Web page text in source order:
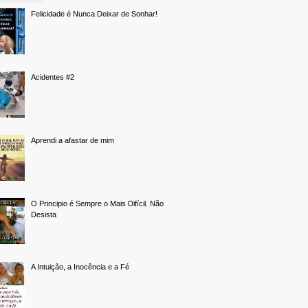
Felicidade é Nunca Deixar de Sonhar!
Acidentes #2
Aprendi a afastar de mim
O Principio é Sempre o Mais Difícil. Não
Desista
A Intuição, a Inocência e a Fé